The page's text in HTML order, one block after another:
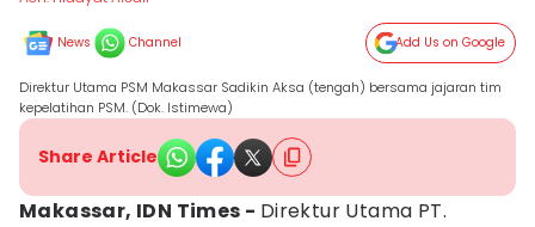
News Channel Add Us on Google
Direktur Utama PSM Makassar Sadikin Aksa (tengah) bersama jajaran tim
kepelatihan PSM. (Dok. Istimewa)
Share Article
Makassar, IDN Times - Direktur Utama PT.